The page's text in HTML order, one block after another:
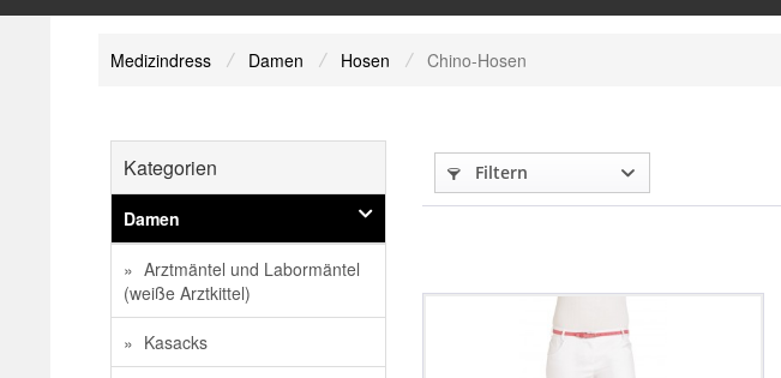
Medizindress Damen Hosen Chino-Hosen
Kategorien
Damen
Arztmäntel und Labormäntel
(weiße Arztkittel)
Kasacks
Filtern